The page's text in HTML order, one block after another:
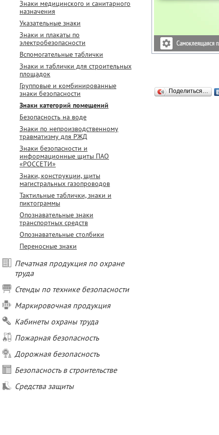
Знаки медицинского и санитарного
назначения
Указательные знаки
Знаки и плакаты по
электробезопасности
Вспомогательные таблички
Знаки и таблички для строительных
площадок
Групповые и комбинированные
знаки безопасности
Знаки категорий помещений
Безопасность на воде
Знаки по непроизводственному
травматизму для РЖД
Знаки безопасности и
информационные щиты ПАО
«РОССЕТИ»
Знаки, конструкции, щиты
магистральных газопроводов
Тактильные таблички, знаки и
пиктограммы
Опознавательные знаки
транспортных средств
Опознавательные столбики
Переносные знаки
Печатная продукция по охране
труда
Стенды по технике безопасности
Маркировочная продукция
Кабинеты охраны труда
Пожарная безопасность
Дорожная безопасность
Безопасность в строительстве
Средства защиты
Поделиться…